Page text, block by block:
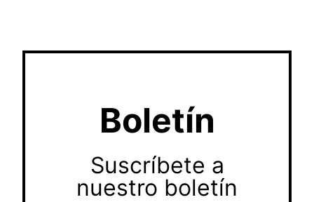
Boletín
Suscríbete a
nuestro boletín